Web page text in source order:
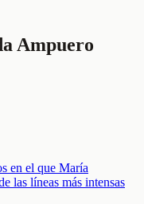
Ampuero
en el que María
las líneas más intensas